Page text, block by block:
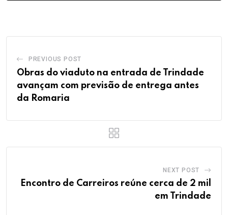
PREVIOUS POST
Obras do viaduto na entrada de Trindade
avançam com previsão de entrega antes
da Romaria
NEXT POST
Encontro de Carreiros reúne cerca de 2 mil
em Trindade